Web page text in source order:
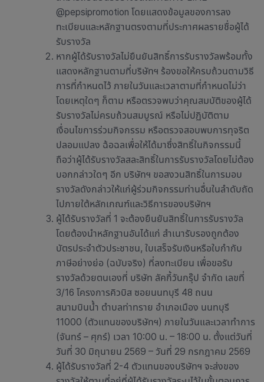
@pepsipromotion โดยแสดงข้อมูลของการลง
ทะเบียนและหลักฐานตรงตามที่ประกาศผลรายชื่อผู้ได้
รับรางวัล
หากผู้ได้รับรางวัลไม่ยืนยันสิทธิ์การรับรางวัลพร้อมทั้ง
แสดงหลักฐานตามที่บริษัทฯ ร้องขอให้ครบถ้วนตามวิธี
การที่กำหนดไว้ ภายในวันและเวลาตามที่กำหนดไม่ว่า
โดยเหตุใดๆ ก็ตาม หรือตรวจพบว่าคุณสมบัติของผู้ได้
รับรางวัลไม่ครบถ้วนสมบูรณ์ หรือไม่ปฏิบัติตาม
เงื่อนไขการร่วมกิจกรรม หรือตรวจสอบพบการทุจริต
ปลอมแปลง ฉ้อฉลเพื่อให้ได้มาซึ่งสิทธิ์ในกิจกรรมนี้
ถือว่าผู้ได้รับรางวัลสละสิทธิ์ในการรับรางวัลโดยไม่ต้อง
บอกกล่าวใดๆ อีก บริษัทฯ ขอสงวนสิทธิ์ในการมอบ
รางวัลดังกล่าวให้แก่ผู้ร่วมกิจกรรมท่านอื่นในลำดับถัด
ไปภายใต้หลักเกณฑ์และวิธีการของบริษัทฯ
ผู้ได้รับรางวัลที่ 1 จะต้องยืนยันสิทธิ์ในการรับรางวัล
โดยต้องนำหลักฐานอันได้แก่ สำเนารับรองถูกต้อง
บัตรประจำตัวประชาชน, ใบเสร็จรับเงินหรือใบกำกับ
ภาษีอย่างย่อ (ฉบับจริง) ที่ลงทะเบียน เพื่อขอรับ
รางวัลด้วยตนเองที่ บริษัท ลัคกี้วันกรุ๊ป จำกัด เลขที่
3/16 โครงการคิวบิส ซอยนนทบุรี 48 ถนน
สนามบินน้ำ ตำบลท่าทราย อำเภอเมือง นนทบุรี
11000 (ตัวแทนของบริษัทฯ) ภายในวันและเวลาทำการ
(จันทร์ – ศุกร์) เวลา 10:00 น. – 18:00 น. ตั้งแต่วันที่
วันที่ 30 มิถุนายน 2569 – วันที่ 29 กรกฎาคม 2569
ผู้ได้รับรางวัลที่ 2-4 ตัวแทนของบริษัทฯ จะส่งของ